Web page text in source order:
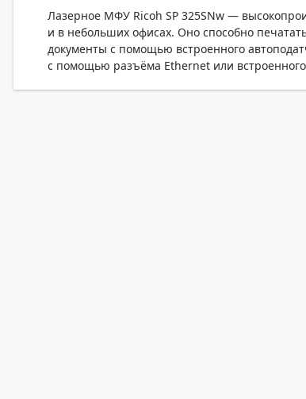
Лазерное МФУ Ricoh SP 325SNw —
и в небольших офисах. Оно способно
документы с помощью встроенного
с помощью разъёма Ethernet или